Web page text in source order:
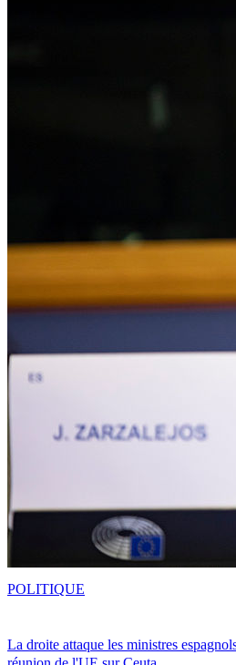
La droite attaque les ministres
POLITIQUE